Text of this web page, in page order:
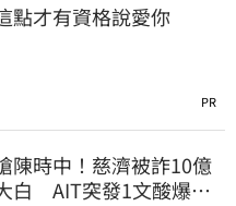
點才有資格說愛你
PR
陳時中！慈濟被詐10億
白 AIT突發1文酸爆…